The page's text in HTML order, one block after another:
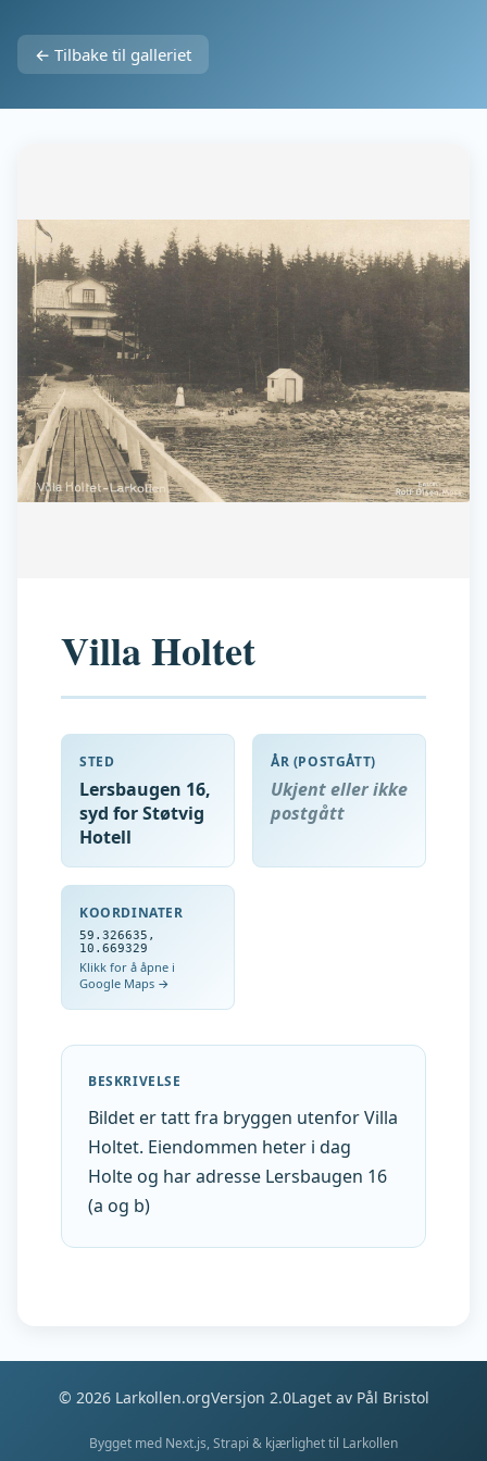
← Tilbake til galleriet
Villa Holtet
STED
Lersbaugen 16,
syd for Støtvig
Hotell
ÅR (POSTGÅTT)
Ukjent eller ikke
postgått
KOORDINATER
59.326635 ,
10.669329
Klikk for å åpne i
Google Maps →
BESKRIVELSE
Bildet er tatt fra bryggen utenfor Villa
Holtet. Eiendommen heter i dag
Holte og har adresse Lersbaugen 16
(a og b)
© 2026Larkollen.orgVersjon 2.0Laget av Pål Bristol
Bygget med Next.js, Strapi & kjærlighet til Larkollen